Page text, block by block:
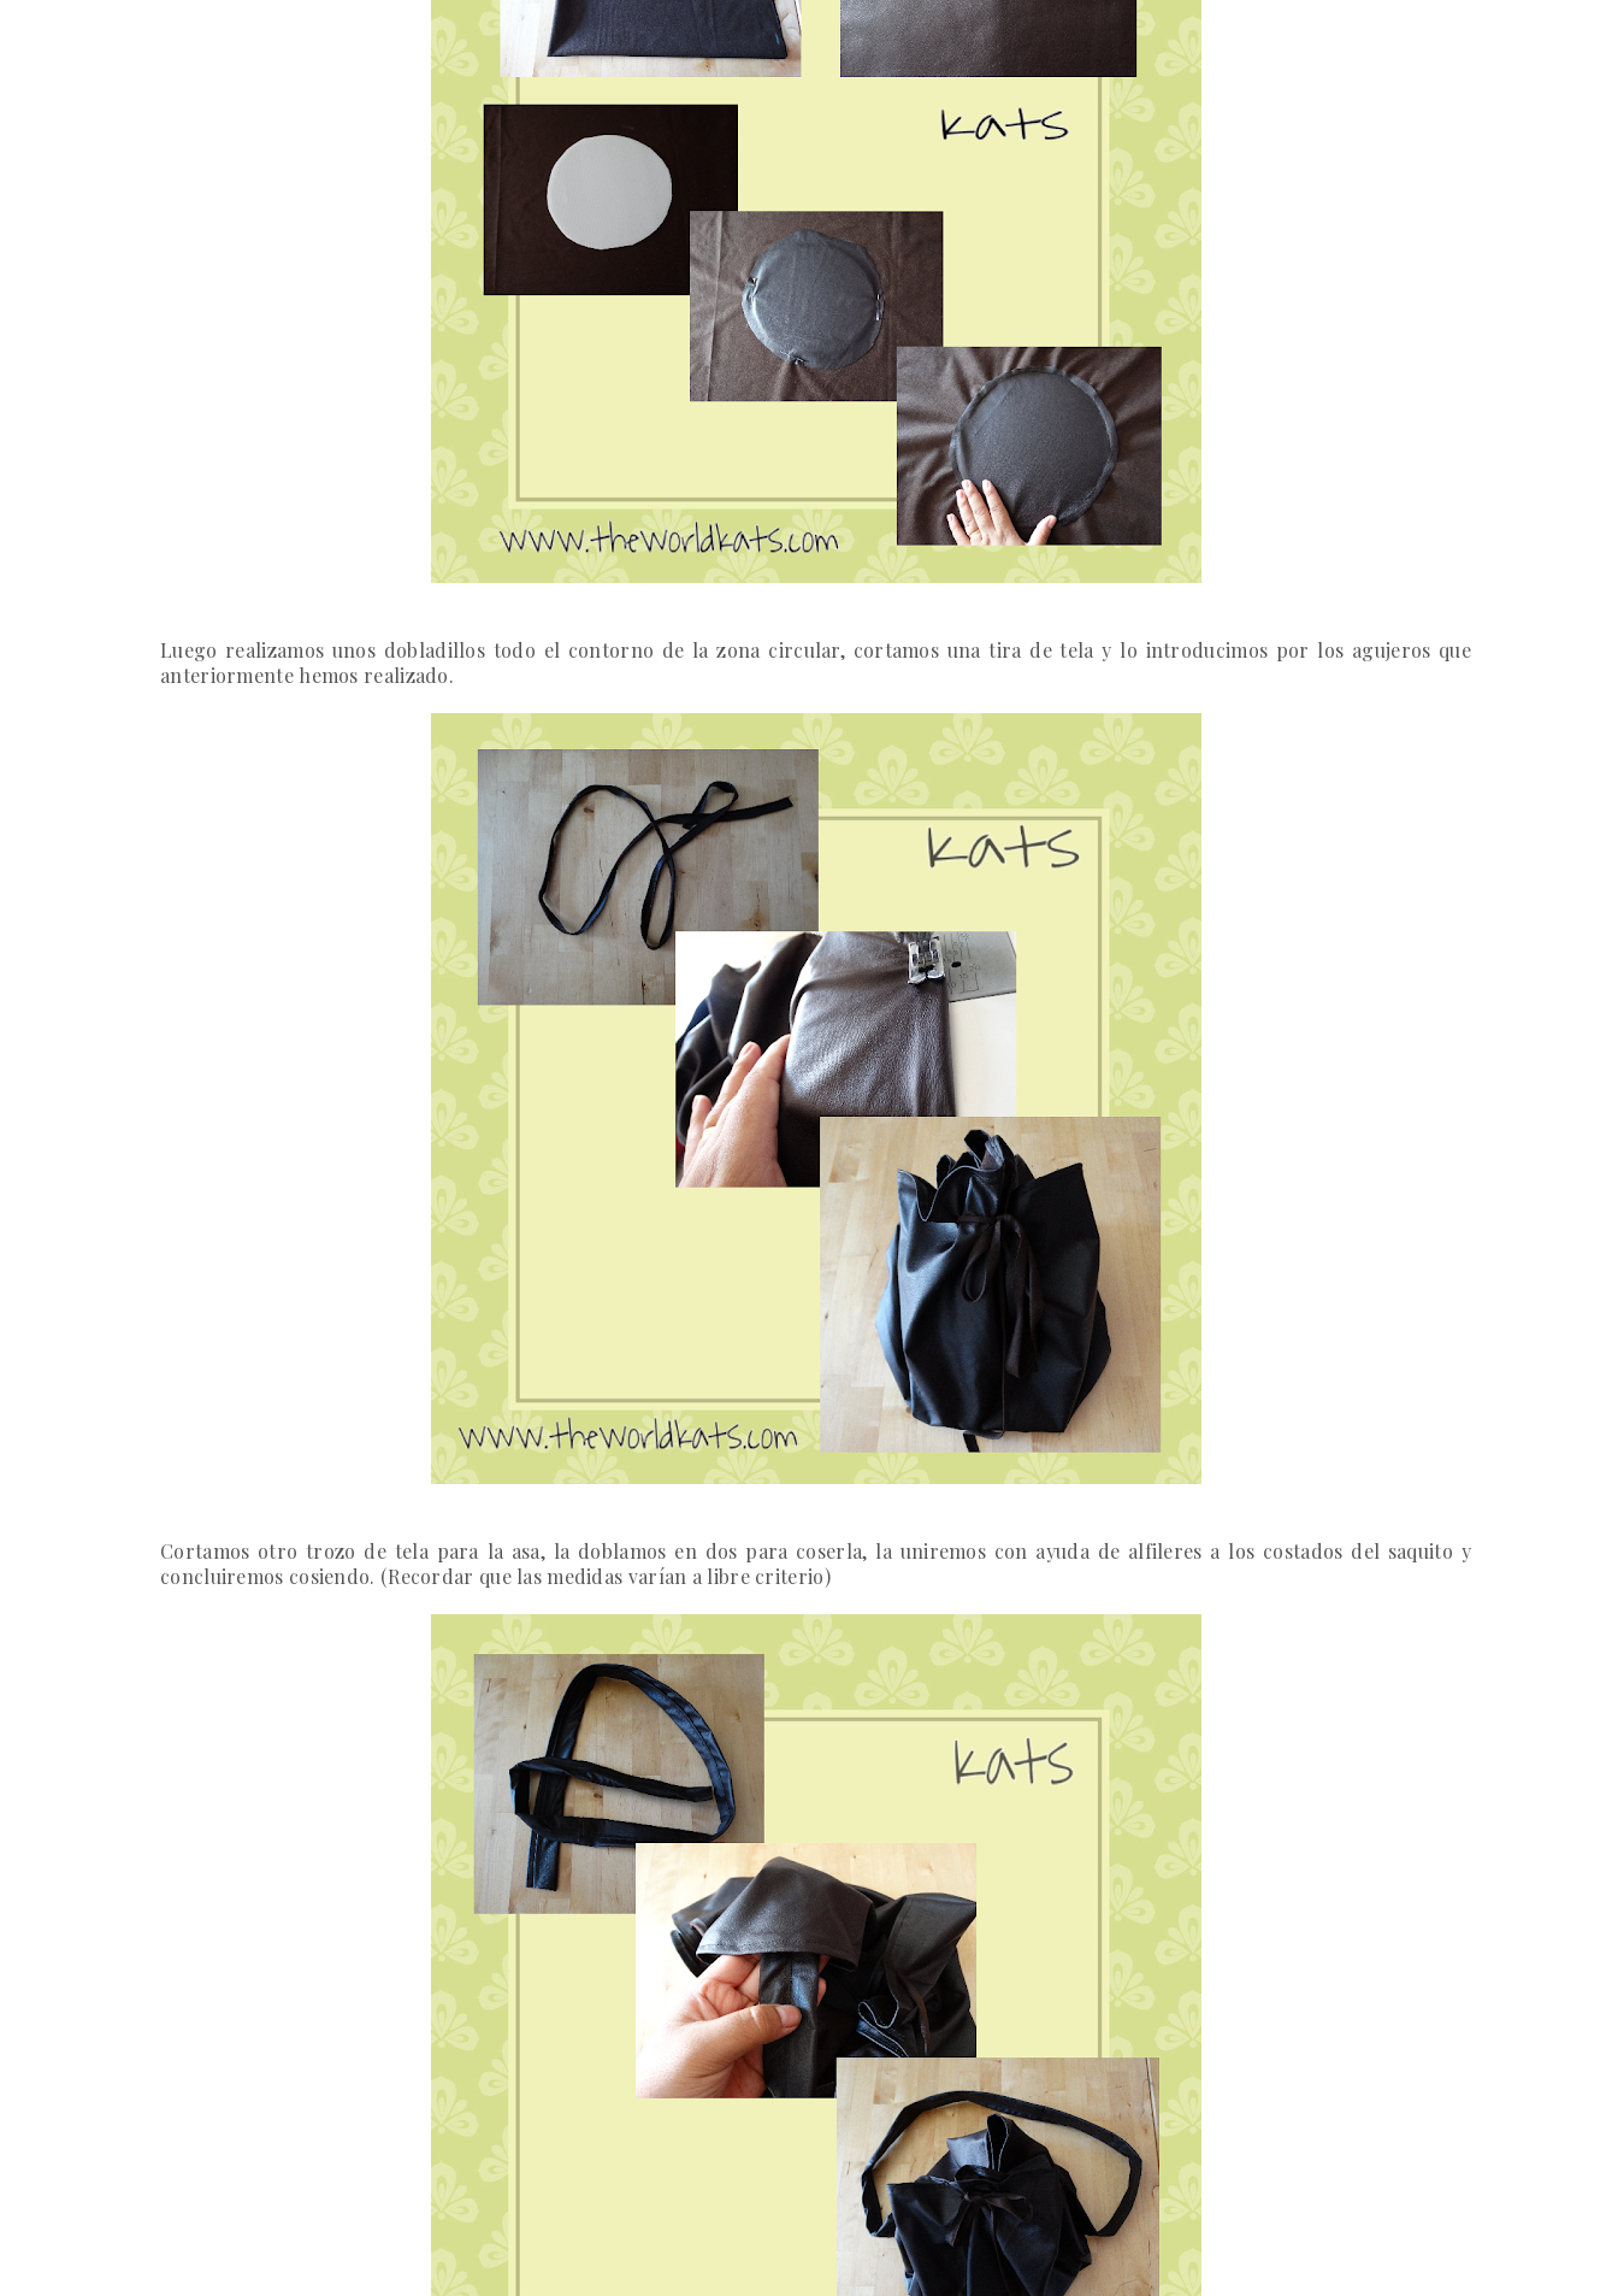
Luego realizamos unos dobladillos todo el contorno de la zona circular, cortamos una tira de tela y lo introducimos por los agujeros que
anteriormente hemos realizado.
Cortamos otro trozo de tela para la asa, la doblamos en dos para coserla, la uniremos con ayuda de alfileres a los costados del saquito y
concluiremos cosiendo. (Recordar que las medidas varían a libre criterio)